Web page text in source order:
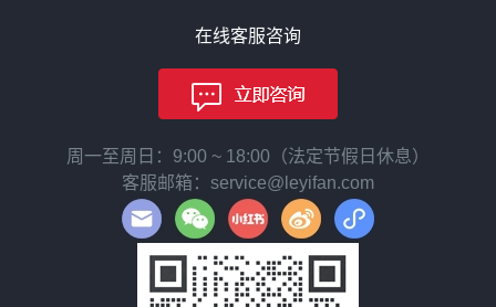
在线客服咨询
周一至周日：9:00 ~ 18:00（法定节假日休息）
客服邮箱：service@leyifan.com